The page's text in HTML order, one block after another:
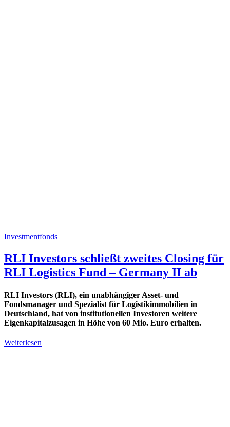
Investmentfonds
RLI Investors schließt zweites Closing für
RLI Logistics Fund – Germany II ab
RLI Investors (RLI), ein unabhängiger Asset- und
Fondsmanager und Spezialist für Logistikimmobilien in
Deutschland, hat von institutionellen Investoren weitere
Eigenkapitalzusagen in Höhe von 60 Mio. Euro erhalten.
Weiterlesen